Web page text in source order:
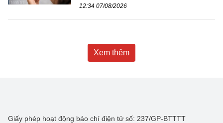
12:34 07/08/2026
Xem thêm
Giấy phép hoạt động báo chí điện tử số: 237/GP-BTTTT